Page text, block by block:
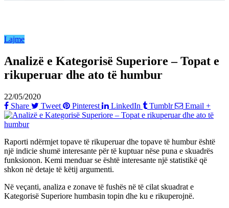
Lajme
Analizë e Kategorisë Superiore – Topat e
rikuperuar dhe ato të humbur
22/05/2020
Share
Tweet Pinterest LinkedIn Tumblr Email +
Raporti ndërmjet topave të rikuperuar dhe topave të humbur është
një indicie shumë interesante për të kuptuar nëse puna e skuadrës
funksionon. Kemi menduar se është interesante një statistikë që
shkon në detaje të këtij argumenti.
Në veçanti, analiza e zonave të fushës në të cilat skuadrat e
Kategorisë Superiore humbasin topin dhe ku e rikuperojnë.